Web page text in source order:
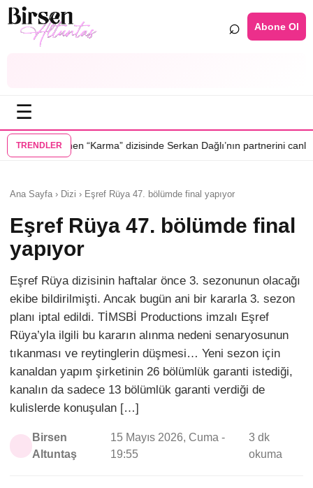
⌕ Abone Ol
☰
TRENDLER
dizisinde Serkan Dağlı’nın partnerini canlandıracak•Daha 17’ye
Ana Sayfa › Dizi › Eşref Rüya 47. bölümde final yapıyor
Eşref Rüya 47. bölümde final
yapıyor
Eşref Rüya dizisinin haftalar önce 3. sezonunun olacağı
ekibe bildirilmişti. Ancak bugün ani bir kararla 3. sezon
planı iptal edildi. TİMSBİ Productions imzalı Eşref
Rüya’yla ilgili bu kararın alınma nedeni senaryosunun
tıkanması ve reytinglerin düşmesi… Yeni sezon için
kanaldan yapım şirketinin 26 bölümlük garanti istediği,
kanalın da sadece 13 bölümlük garanti verdiği de
kulislerde konuşulan […]
Birsen
Altuntaş
15 Mayıs 2026, Cuma -
19:55
3 dk
okuma